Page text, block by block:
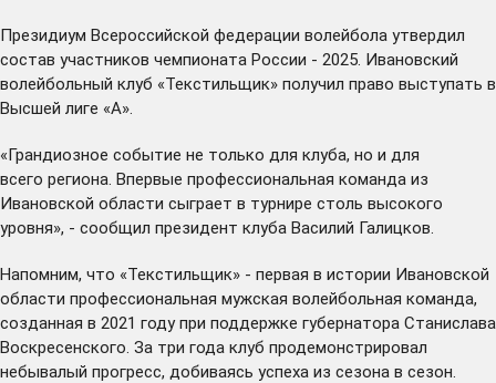
Президиум Всероссийской федерации волейбола утвердил
состав участников чемпионата России - 2025. Ивановский
волейбольный клуб «Текстильщик» получил право выступать в
Высшей лиге «А».
«Грандиозное событие не только для клуба, но и для
всего региона. Впервые профессиональная команда из
Ивановской области сыграет в турнире столь высокого
уровня», - сообщил президент клуба Василий Галицков.
Напомним, что «Текстильщик» - первая в истории Ивановской
области профессиональная мужская волейбольная команда,
созданная в 2021 году при поддержке губернатора Станислава
Воскресенского. За три года клуб продемонстрировал
небывалый прогресс, добиваясь успеха из сезона в сезон.